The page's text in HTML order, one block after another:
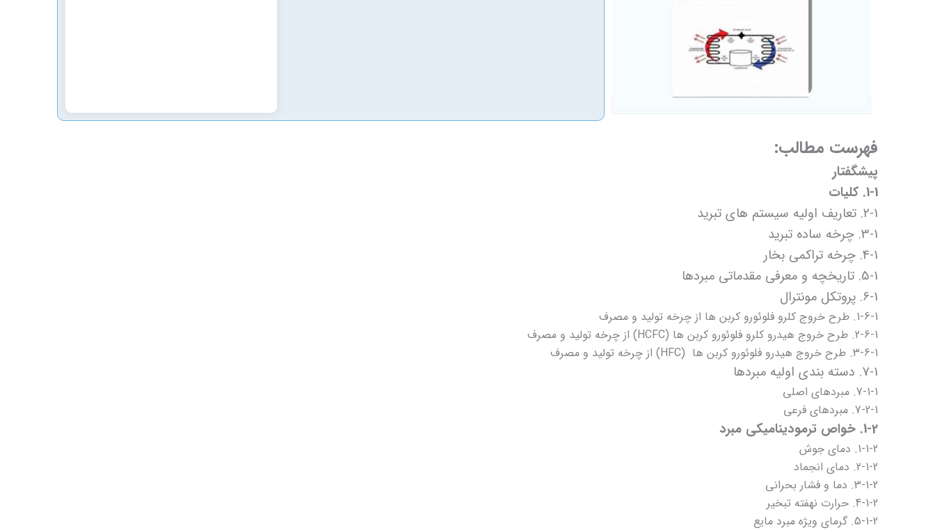
فهرست مطالب:
پیشگفتار
1-1. کلیات
2-1. تعاریف اولیه سیستم های تبرید
3-1. چرخه ساده تبرید
4-1. چرخه تراکمی بخار
5-1. تاریخچه و معرفی مقدماتی مبردها
6-1. پروتکل مونترال
1-6-1. طرح خروج کلرو فلوئورو کربن ها از چرخه تولید و مصرف
2-6-1. طرح خروج هیدرو کلرو فلوئورو کربن ها (HCFC) از چرخه تولید و مصرف
3-6-1. طرح خروج هیدرو فلوئورو کربن ها (HFC) از چرخه تولید و مصرف
7-1. دسته بندی اولیه مبردها
7-1-1. مبردهای اصلی
7-2-1. مبردهای فرعی
1-2. خواص ترمودینامیکی مبرد
1-1-2. دمای جوش
2-1-2. دمای انجماد
3-1-2. دما و فشار بحرانی
4-1-2. حرارت نهفته تبخیر
5-1-2. گرمای ویژه مبرد مایع